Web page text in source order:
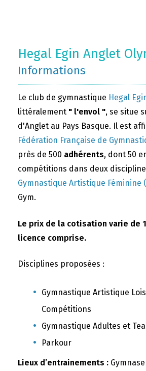
Hegal Egin Anglet
Informations
Le club de gymnastique Hegal
littéralement " l'envol ", se situe
d'Anglet au Pays Basque. Il est
Fédération Française de
près de 500 adhérents, dont 50
compétitions dans deux
Gymnastique Artistique Féminine
Gym.
Le prix de la cotisation varie de
licence comprise.
Disciplines proposées :
Gymnastique Artistique
Compétitions
Gymnastique Adultes et
Parkour
Lieux d’entrainements :